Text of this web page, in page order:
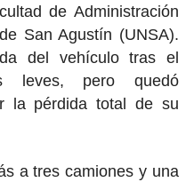
de Administración
San Agustín (UNSA).
del vehículo tras el
leves, pero quedó
la pérdida total de su
a tres camiones y una